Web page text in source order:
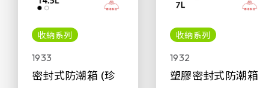
收納系列
1933
密封式防潮箱 (珍
收納系列
1932
塑膠密封式防潮箱